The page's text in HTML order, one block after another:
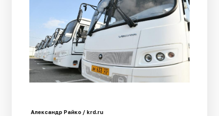
Александр Райко / krd.ru